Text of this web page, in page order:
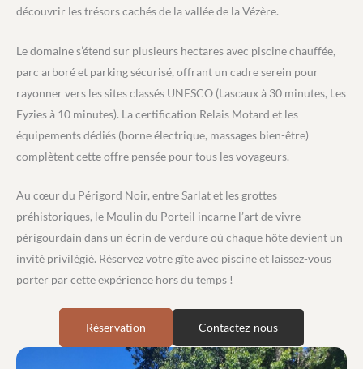
découvrir les trésors cachés de la vallée de la Vézère.
Le domaine s’étend sur plusieurs hectares avec piscine chauffée,
parc arboré et parking sécurisé, offrant un cadre serein pour
rayonner vers les sites classés UNESCO (Lascaux à 30 minutes, Les
Eyzies à 10 minutes). La certification Relais Motard et les
équipements dédiés (borne électrique, massages bien-être)
complètent cette offre pensée pour tous les voyageurs.
Au cœur du Périgord Noir, entre Sarlat et les grottes
préhistoriques, le Moulin du Porteil incarne l’art de vivre
périgourdain dans un écrin de verdure où chaque hôte devient un
invité privilégié. Réservez votre gîte avec piscine et laissez-vous
porter par cette expérience hors du temps !
Réservation Contactez-nous